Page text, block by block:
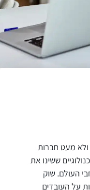
מעט חברות
ששינו את
העולם. שוק
על העובדים